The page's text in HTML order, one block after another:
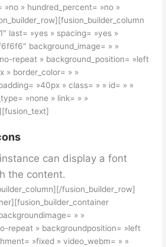
»no » hundred_percent= »no »
last= »yes » spacing= »yes »
background_image= » »
repeat » background_position= »left
» border_color= » »
»40px » class= » » id= » »
»none » link= » »
can display a font
the content.
fusion_builder_row]
» »
repeat » backgroundposition= »left
»fixed » video_webm= » »